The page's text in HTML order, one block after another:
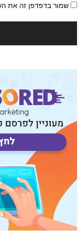
שמור בדפדפן זה את